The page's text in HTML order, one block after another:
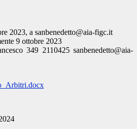
2023, a sanbenedetto@aia-figc.it
9 ottobre 2023
349 2110425 sanbenedetto@aia-